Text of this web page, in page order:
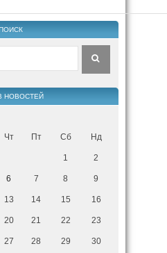
НОВОСТЕЙ
Чт Пт Сб Нд
1 2
6 7 8 9
13 14 15 16
20 21 22 23
27 28 29 30